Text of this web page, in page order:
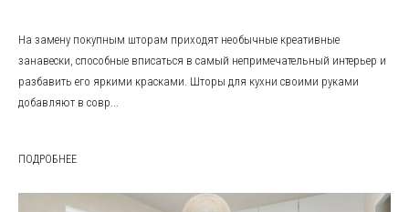
На замену покупным шторам приходят необычные креативные
занавески, способные вписаться в самый непримечательный интерьер и
разбавить его яркими красками. Шторы для кухни своими руками
добавляют в совр...
ПОДРОБНЕЕ